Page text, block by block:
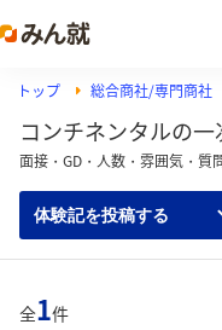
トップ 総合商社/専門商社
コンチネンタルの一
面接・GD・人数・雰囲気・質
体験記を投稿する
全1件